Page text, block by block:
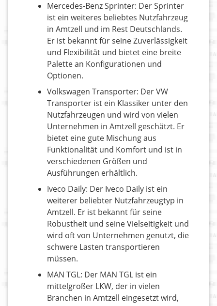
Mercedes-Benz Sprinter: Der Sprinter
ist ein weiteres beliebtes Nutzfahrzeug
in Amtzell und im Rest Deutschlands.
Er ist bekannt für seine Zuverlässigkeit
und Flexibilität und bietet eine breite
Palette an Konfigurationen und
Optionen.
Volkswagen Transporter: Der VW
Transporter ist ein Klassiker unter den
Nutzfahrzeugen und wird von vielen
Unternehmen in Amtzell geschätzt. Er
bietet eine gute Mischung aus
Funktionalität und Komfort und ist in
verschiedenen Größen und
Ausführungen erhältlich.
Iveco Daily: Der Iveco Daily ist ein
weiterer beliebter Nutzfahrzeugtyp in
Amtzell. Er ist bekannt für seine
Robustheit und seine Vielseitigkeit und
wird oft von Unternehmen genutzt, die
schwere Lasten transportieren
müssen.
MAN TGL: Der MAN TGL ist ein
mittelgroßer LKW, der in vielen
Branchen in Amtzell eingesetzt wird,